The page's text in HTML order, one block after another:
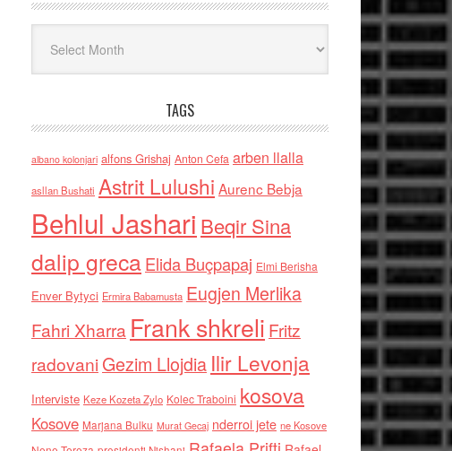
TAGS
albano kolonjari alfons Grishaj Anton Cefa arben llalla
asllan Bushati Astrit Lulushi Aurenc Bebja
Behlul Jashari Beqir Sina
dalip grecaElida Buçpapaj Elmi Berisha
Enver Bytyci Ermira Babamusta Eugjen Merlika
Fahri Xharra Frank shkreli Fritz
radovaniGezim Llojdia Ilir Levonja
Interviste Keze Kozeta Zylo Kolec Traboini kosova
Kosove Marjana Bulku Murat Gecaj nderroi jete ne Kosove